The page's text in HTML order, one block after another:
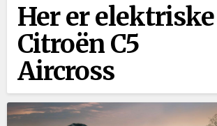
Her er elektriske
Citroën C5
Aircross